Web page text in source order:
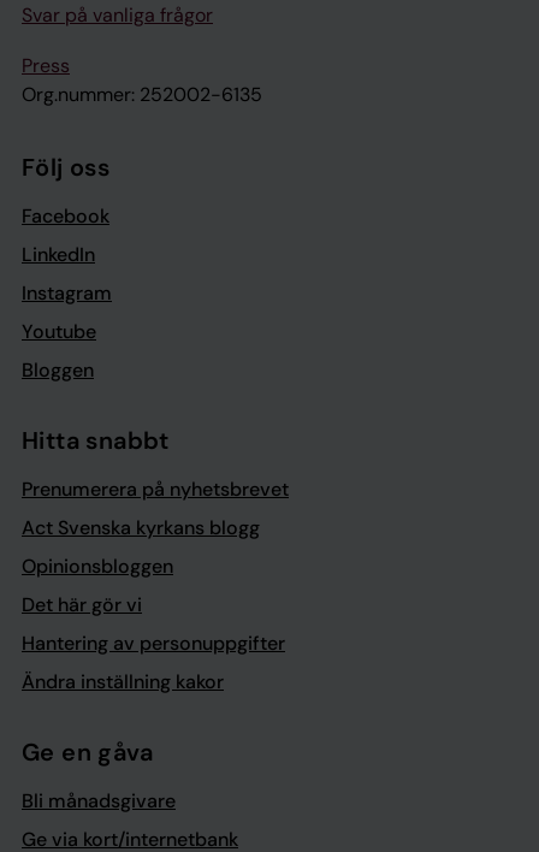
Svar på vanliga frågor
Press
Org.nummer: 252002-6135
Följ oss
Facebook
LinkedIn
Instagram
Youtube
Bloggen
Hitta snabbt
Prenumerera på nyhetsbrevet
Act Svenska kyrkans blogg
Opinionsbloggen
Det här gör vi
Hantering av personuppgifter
Ändra inställning kakor
Ge en gåva
Bli månadsgivare
Ge via kort/internetbank